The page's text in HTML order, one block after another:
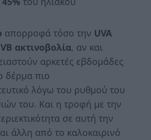
απορροφά τόσο την UVA
ακτινοβολία, αν και
αρκετές εβδομάδες
δέρμα πιο
λόγω του ρυθμού του
του. Και η τροφή με την
σε αυτή την
άλλη από το καλοκαιρινό